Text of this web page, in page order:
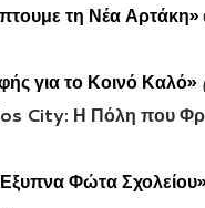
τη Νέα Αρτάκη»
για το Κοινό Καλό»
City: Η Πόλη που
Φώτα Σχολείου»